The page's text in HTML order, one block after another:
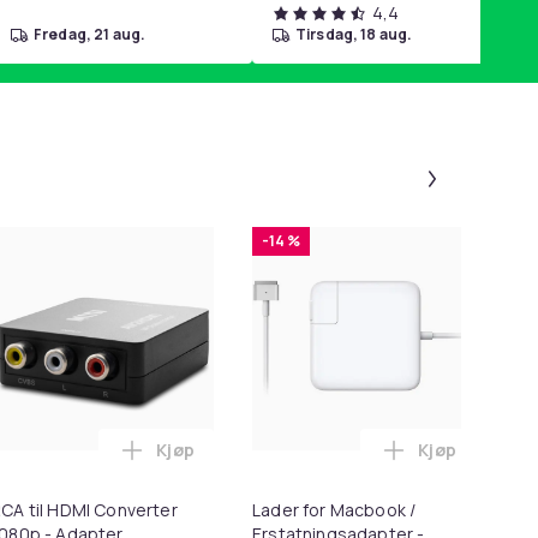
fredag, 21 aug.
4,4
tirsdag, 18 aug.
Fidget Spinners med Sugekopp for Barn i handlekurven
til HDMI Converter
Legg RCA til HDMI Converter 1080p -
Kjøp
-14 %
Lader for Macbook /
Legg Lader
Kjøp